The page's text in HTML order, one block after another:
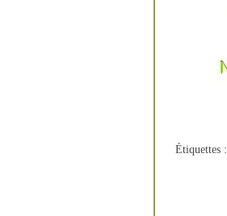
Étiquettes :